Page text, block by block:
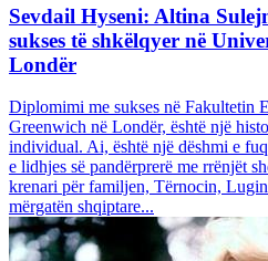
Sevdail Hyseni: Altina
sukses të shkëlqyer në
Londër
Diplomimi me sukses në Fakultetin
Greenwich në Londër, është një
individual. Ai, është një dëshmi e
e lidhjes së pandërprerë me rrënjët
krenari për familjen, Tërnocin,
mërgatën shqiptare...